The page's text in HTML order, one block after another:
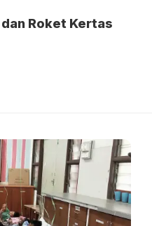
Roket Kertas